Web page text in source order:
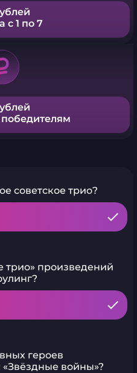
с 1 по 7
советское трио?
трио» произведений
героев
войны»?